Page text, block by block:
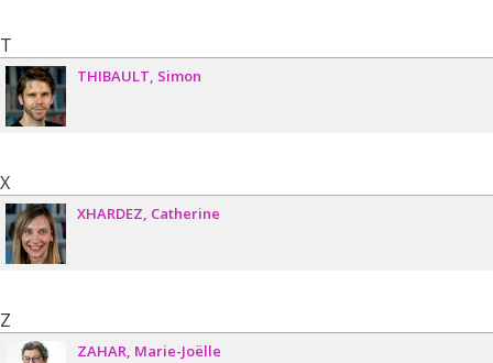
T
THIBAULT Simon
X
XHARDEZ Catherine
Z
ZAHAR Marie-Joëlle